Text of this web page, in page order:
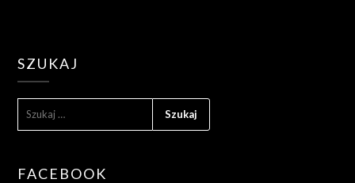
SZUKAJ
FACEBOOK